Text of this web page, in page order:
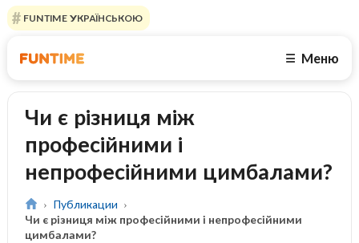
FUNTIME УКРАЇНСЬКОЮ
☰ Меню
Чи є різниця між
професійними і
непрофесійними цимбалами?
Публикации
Чи є різниця між професійними і непрофесійними
цимбалами?